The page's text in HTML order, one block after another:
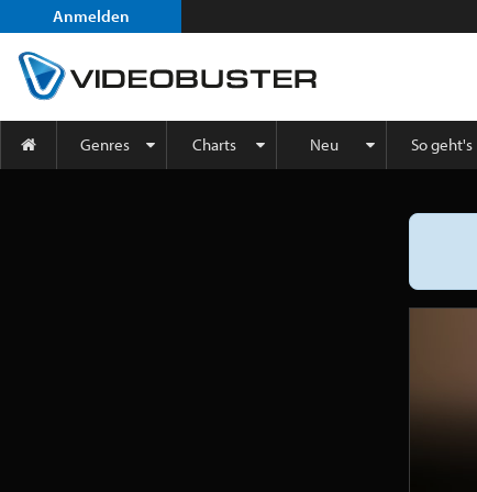
Anmelden
Genres Charts Neu So geht's